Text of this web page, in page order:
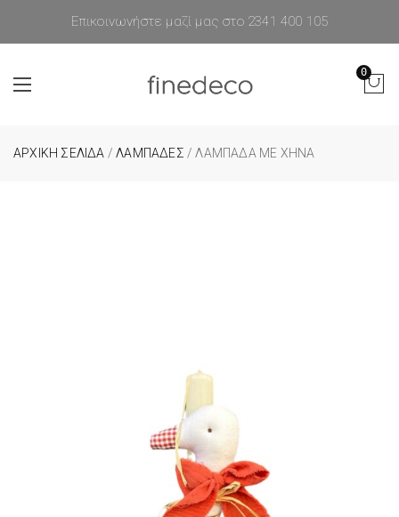
Επικοινωνήστε μαζί μας στο 2341 400 105
0
ΑΡΧΙΚΉ ΣΕΛΊΔΑ /ΛΑΜΠΆΔΕΣ / ΛΑΜΠΆΔΑ ΜΕ ΧΉΝΑ